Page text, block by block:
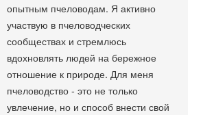
опытным пчеловодам. Я активно
участвую в пчеловодческих
сообществах и стремлюсь
вдохновлять людей на бережное
отношение к природе. Для меня
пчеловодство - это не только
увлечение, но и способ внести свой